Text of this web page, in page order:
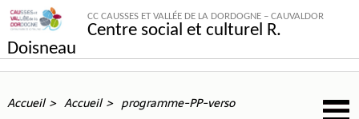
CC CAUSSES ET VALLÉE DE LA DORDOGNE – CAUVALDOR
Centre social et culturel R.
Doisneau
Accueil Accueil programme-PP-verso